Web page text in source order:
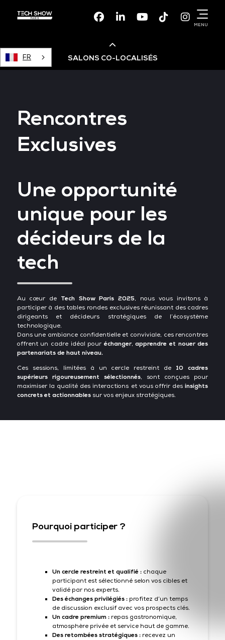
FacebookLinkedinYoutubeTikTok
MENU
FR SALONS CO-LOCALISÉS
Devops Live
Cloud & Cyber Security
Data & AI Leaders Summit
Data Centre World
Rencontres
Exclusives
Une opportunité
unique pour les
décideurs de la
tech
Au cœur de Tech Show Paris 2025, nous vous invitons à
participer à des tables rondes exclusives réunissant des cadres
dirigeants et décideurs stratégiques de l’écosystème
technologique.
Dans une ambiance confidentielle et conviviale, ces rencontres
offrent un cadre idéal pour échanger,apprendre et nouer des
partenariats de haut niveau.
Ces sessions, limitées à un cercle restreint de 10 cadres
supérieurs rigoureusement sélectionnés, sont conçues pour
maximiser la qualité des interactions et vous offrir desinsights
concrets et actionnablessur vos enjeux stratégiques.
Pourquoi participer ?
Un cercle restreint et qualifié :chaque
participant est sélectionné selon vos cibles et
validé par nos experts.
Des échanges privilégiés :profitez d’un temps
de discussion exclusif avec vos prospects clés.
Un cadre premium :repas gastronomique,
atmosphère privée et service haut de gamme.
Des retombées stratégiques : recevez un